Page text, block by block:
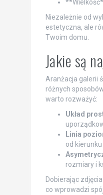
Niezależnie od
estetyczna, ale
Twoim domu.
Jakie są
Aranżacja galerii
różnych
warto rozważyć:
Układ
Linia
od kierunku
rozmiary i
Dobierając
co wprowadzi